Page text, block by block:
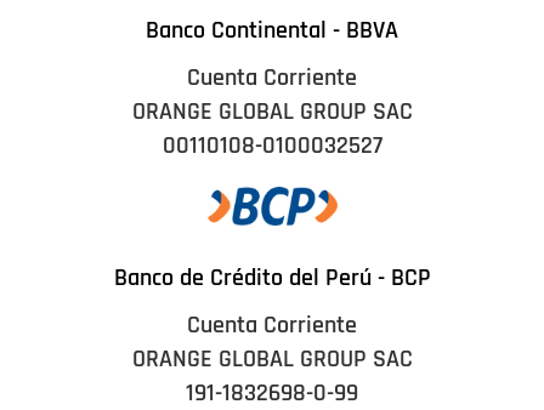
Banco Continental - BBVA
Cuenta Corriente
ORANGE GLOBAL GROUP SAC
00110108-0100032527
Banco de Crédito del Perú - BCP
Cuenta Corriente
ORANGE GLOBAL GROUP SAC
191-1832698-0-99